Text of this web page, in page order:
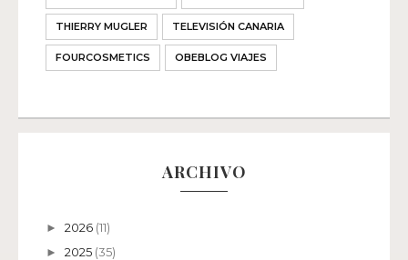
THIERRY MUGLER TELEVISIÓN CANARIA
FOURCOSMETICS OBEBLOG VIAJES
ARCHIVO
► 2026 (11)
► 2025 (35)